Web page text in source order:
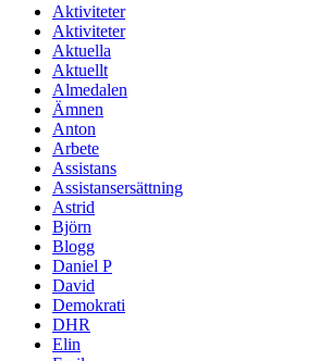
Aktiviteter
Aktiviteter
Aktuella
Aktuellt
Almedalen
Ämnen
Anton
Arbete
Assistans
Assistansersättning
Astrid
Björn
Blogg
Daniel P
David
Demokrati
DHR
Elin